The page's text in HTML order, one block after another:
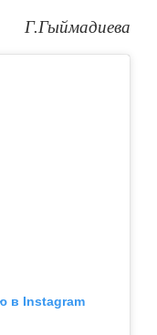
Г.Гыймадиева
в Instagram